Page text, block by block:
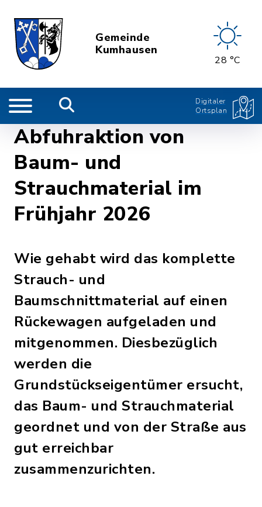
Gemeinde
Kumhausen
28 °C
Digitaler
Ortsplan
Abfuhraktion von
Baum- und
Strauchmaterial im
Frühjahr 2026
Wie gehabt wird das komplette
Strauch- und
Baumschnittmaterial auf einen
Rückewagen aufgeladen und
mitgenommen. Diesbezüglich
werden die
Grundstückseigentümer ersucht,
das Baum- und Strauchmaterial
geordnet und von der Straße aus
gut erreichbar
zusammenzurichten.